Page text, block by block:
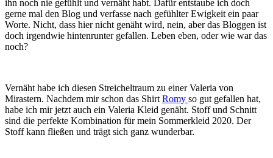
ihn noch nie gefühlt und vernäht habt. Dafür entstaube ich doch
gerne mal den Blog und verfasse nach gefühlter Ewigkeit ein paar
Worte. Nicht, dass hier nicht genäht wird, nein, aber das Bloggen ist
doch irgendwie hintenrunter gefallen. Leben eben, oder wie war das
noch?
Vernäht habe ich diesen Streicheltraum zu einer Valeria von
Mirastern. Nachdem mir schon das Shirt Romy so gut gefallen hat,
habe ich mir jetzt auch ein Valeria Kleid genäht. Stoff und Schnitt
sind die perfekte Kombination für mein Sommerkleid 2020. Der
Stoff kann fließen und trägt sich ganz wunderbar.